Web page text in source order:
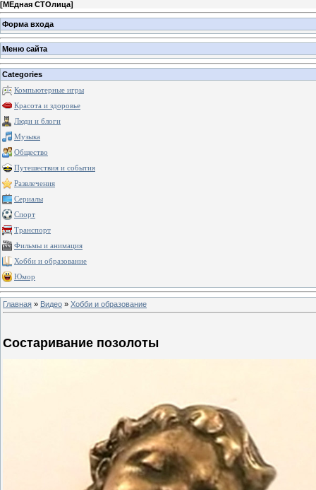
[МЕдная СТОлица]
Форма входа
Меню сайта
Categories
Компьютерные игры
Красота и здоровье
Люди и блоги
Музыка
Общество
Путешествия и события
Развлечения
Сериалы
Спорт
Транспорт
Фильмы и анимация
Хобби и образование
Юмор
Главная » Видео » Хобби и образование
Состаривание позолоты